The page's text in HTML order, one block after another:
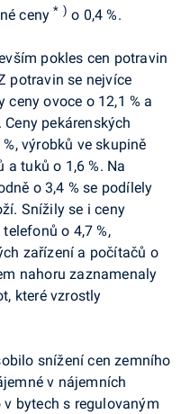
ceny* ) o 0,4 %.
pokles cen potravin
potravin se nejvíce
ovoce o 12,1 % a
pekárenských
výrobků ve skupině
a tuků o 1,6 %. Na
o 3,4 % se podílely
Snížily se i ceny
o 4,7 %,
zařízení a počítačů o
nahoru zaznamenaly
které vzrostly
snížení cen zemního
v nájemních
v bytech s regulovaným